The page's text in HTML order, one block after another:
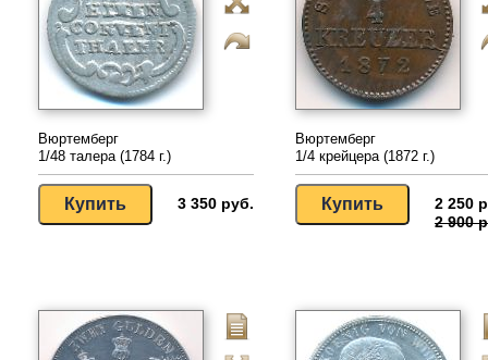
Вюртемберг
1/48 талера (1784 г.)
3 350 руб.
Вюртемберг
1/4 крейцера (1872 г.)
2 250
2 900